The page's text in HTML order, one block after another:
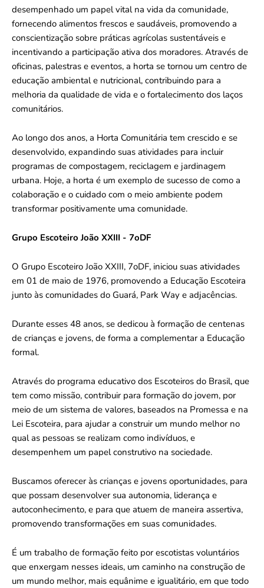
desempenhado um papel vital na vida da comunidade,
fornecendo alimentos frescos e saudáveis, promovendo a
conscientização sobre práticas agrícolas sustentáveis e
incentivando a participação ativa dos moradores. Através de
oficinas, palestras e eventos, a horta se tornou um centro de
educação ambiental e nutricional, contribuindo para a
melhoria da qualidade de vida e o fortalecimento dos laços
comunitários.
Ao longo dos anos, a Horta Comunitária tem crescido e se
desenvolvido, expandindo suas atividades para incluir
programas de compostagem, reciclagem e jardinagem
urbana. Hoje, a horta é um exemplo de sucesso de como a
colaboração e o cuidado com o meio ambiente podem
transformar positivamente uma comunidade.
Grupo Escoteiro João XXIII - 7oDF
O Grupo Escoteiro João XXIII, 7oDF, iniciou suas atividades
em 01 de maio de 1976, promovendo a Educação Escoteira
junto às comunidades do Guará, Park Way e adjacências.
Durante esses 48 anos, se dedicou à formação de centenas
de crianças e jovens, de forma a complementar a Educação
formal.
Através do programa educativo dos Escoteiros do Brasil, que
tem como missão, contribuir para formação do jovem, por
meio de um sistema de valores, baseados na Promessa e na
Lei Escoteira, para ajudar a construir um mundo melhor no
qual as pessoas se realizam como indivíduos, e
desempenhem um papel construtivo na sociedade.
Buscamos oferecer às crianças e jovens oportunidades, para
que possam desenvolver sua autonomia, liderança e
autoconhecimento, e para que atuem de maneira assertiva,
promovendo transformações em suas comunidades.
É um trabalho de formação feito por escotistas voluntários
que enxergam nesses ideais, um caminho na construção de
um mundo melhor, mais equânime e igualitário, em que todo